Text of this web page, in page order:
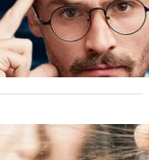
Semnele unui IQ
de proteine:
tale